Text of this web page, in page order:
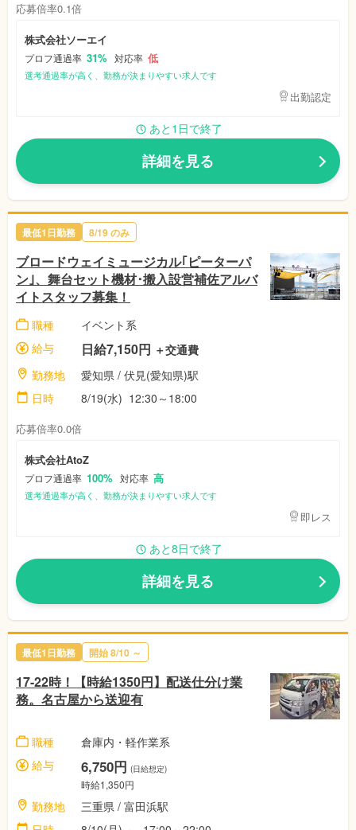
応募倍率0.1倍
株式会社ソーエイ
プロフ通過率 31% 対応率 低
選考通過率が高く、勤務が決まりやすい求人です
出勤認定
あと1日で終了
詳細を見る
最低1日勤務 8/19のみ
ブロードウェイミュージカル｢ピーターパ
ン｣、舞台セット機材･搬入設営補佐アルバ
イトスタッフ募集！
職種
イベント系
給与
日給7,150円 ＋交通費
勤務地
愛知県 / 伏見(愛知県)駅
日時
8/19(水) 12:30～18:00
応募倍率0.0倍
株式会社AtoZ
プロフ通過率 100% 対応率 高
選考通過率が高く、勤務が決まりやすい求人です
即レス
あと8日で終了
詳細を見る
最低1日勤務 開始8/10 ～
17-22時！【時給1350円】配送仕分け業
務。名古屋から送迎有
職種
倉庫内・軽作業系
給与
6,750円 (日給想定)
時給1,350円
勤務地 三重県 / 富田浜駅